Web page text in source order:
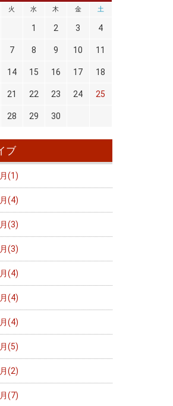
火 水 木 金 土
1 2 3 4
7 8 9 10 11
14 15 16 17 18
21 22 23 24 25
28 29 30
ブ
(1)
(4)
(3)
(3)
(4)
(4)
(4)
(5)
(2)
(7)